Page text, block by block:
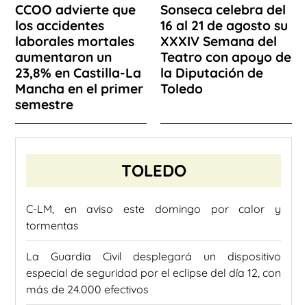
CCOO advierte que
los accidentes
laborales mortales
aumentaron un
23,8% en Castilla-La
Mancha en el primer
semestre
Sonseca celebra del
16 al 21 de agosto su
XXXIV Semana del
Teatro con apoyo de
la Diputación de
Toledo
TOLEDO
C-LM, en aviso este domingo por calor y
tormentas
La Guardia Civil desplegará un dispositivo
especial de seguridad por el eclipse del día 12, con
más de 24.000 efectivos